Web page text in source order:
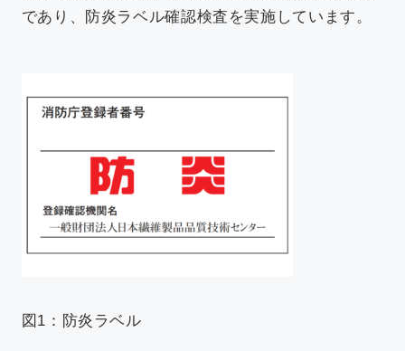
であり、防炎ラベル確認検査を実施しています。
図1：防炎ラベル